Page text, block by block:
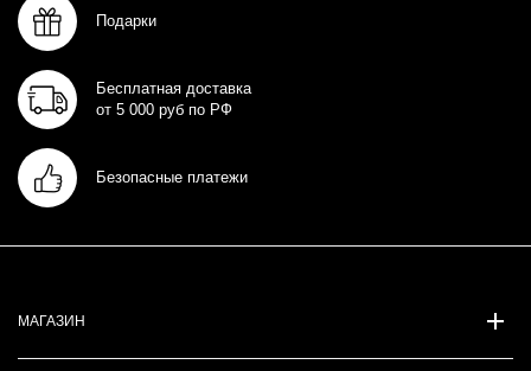
Подарки
Бесплатная доставка
от 5 000 руб по РФ
Безопасные платежи
МАГАЗИН